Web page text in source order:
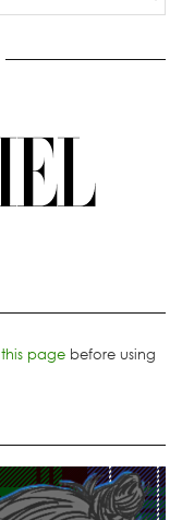
this page before using